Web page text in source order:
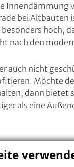
Innendämmung
bei Altbauten
hoch,
nach den
auch nicht
Möchte
dann bietet
als eine